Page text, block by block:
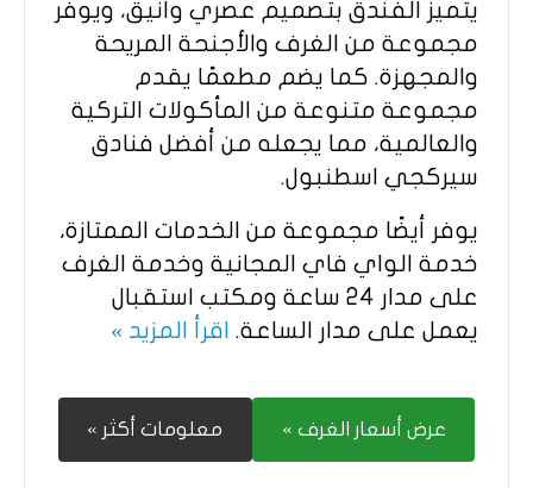
يتميز الفندق بتصميم عصري وأنيق، ويوفر
مجموعة من الغرف والأجنحة المريحة
والمجهزة. كما يضم مطعمًا يقدم
مجموعة متنوعة من المأكولات التركية
والعالمية، مما يجعله من أفضل فنادق
سيركجي اسطنبول.
يوفر أيضًا مجموعة من الخدمات الممتازة،
خدمة الواي فاي المجانية وخدمة الغرف
على مدار 24 ساعة ومكتب استقبال
يعمل على مدار الساعة. اقرأ المزيد »
عرض أسعار الغرف » معلومات أكثر »